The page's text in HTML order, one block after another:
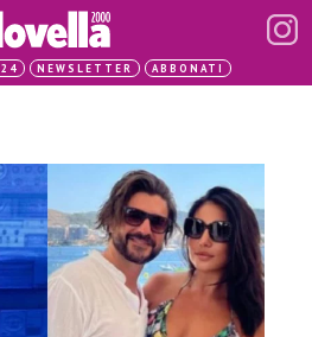
NEWSLETTER ABBONATI